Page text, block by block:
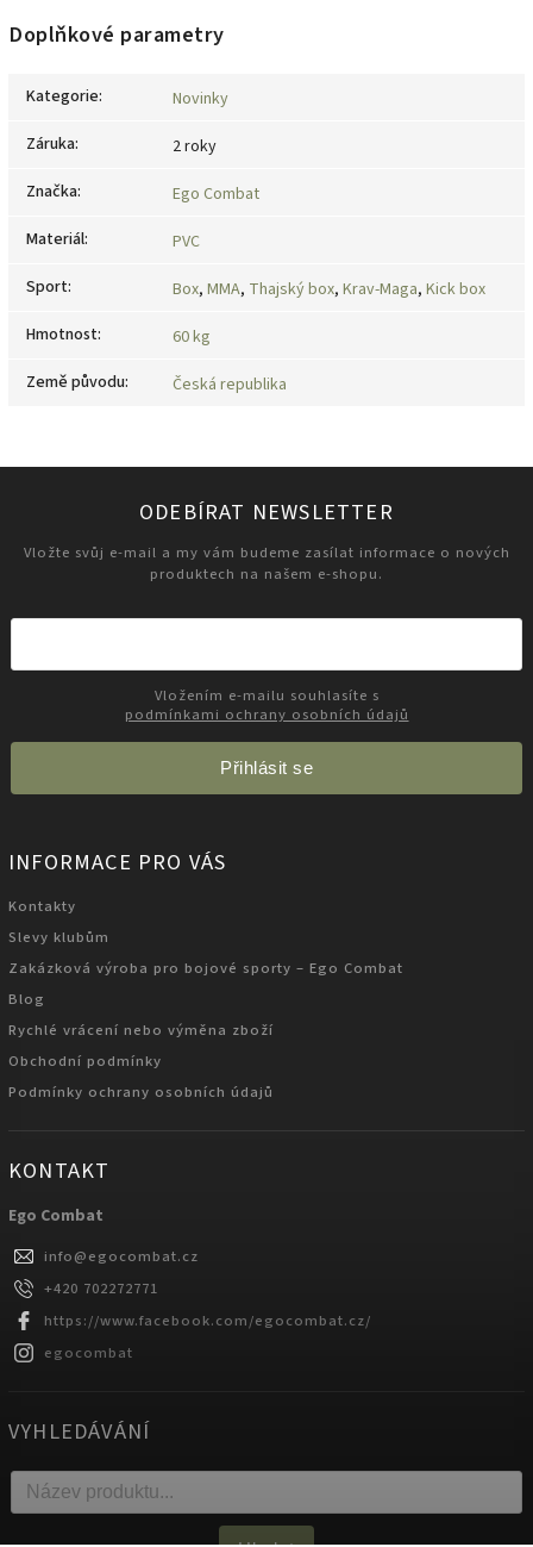
Doplňkové parametry
Kategorie:
Novinky
Záruka:
2 roky
Značka:
Ego Combat
Materiál:
PVC
Sport: Box, MMA, Thajský box, Krav-Maga, Kick box
Hmotnost:
60 kg
Země původu: Česká republika
ODEBÍRAT NEWSLETTER
Vložte svůj e-mail a my vám budeme zasílat informace o nových
produktech na našem e-shopu.
podmínkami ochrany osobních údajů
Přihlásit se
INFORMACE PRO VÁS
Kontakty
Slevy klubům
Zakázková výroba pro bojové sporty – Ego Combat
Blog
Rychlé vrácení nebo výměna zboží
Obchodní podmínky
Podmínky ochrany osobních údajů
KONTAKT
Ego Combat
info@egocombat.cz
+420 702272771
https://www.facebook.com/egocombat.cz/
egocombat
VYHLEDÁVÁNÍ